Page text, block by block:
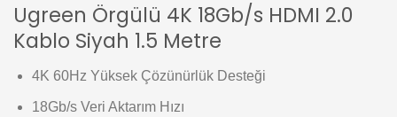
Ugreen Örgülü 4K 18Gb/s HDMI 2.0
Kablo Siyah 1.5 Metre
4K 60Hz Yüksek Çözünürlük Desteği
18Gb/s Veri Aktarım Hızı